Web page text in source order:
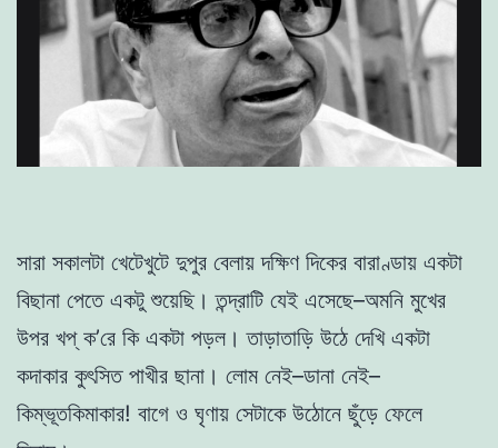
সারা সকালটা খেটেখুটে দুপুর বেলায় দক্ষিণ দিকের বারাণ্ডায় একটা
বিছানা পেতে একটু শুয়েছি। তন্দ্রাটি যেই এসেছে–অমনি মুখের
উপর খপ্‌ ক’রে কি একটা পড়ল। তাড়াতাড়ি উঠে দেখি একটা
কদাকার কুৎসিত পাখীর ছানা। লোম নেই–ডানা নেই–
কিম্ভূতকিমাকার! বাগে ও ঘৃণায় সেটাকে উঠোনে ছুঁড়ে ফেলে